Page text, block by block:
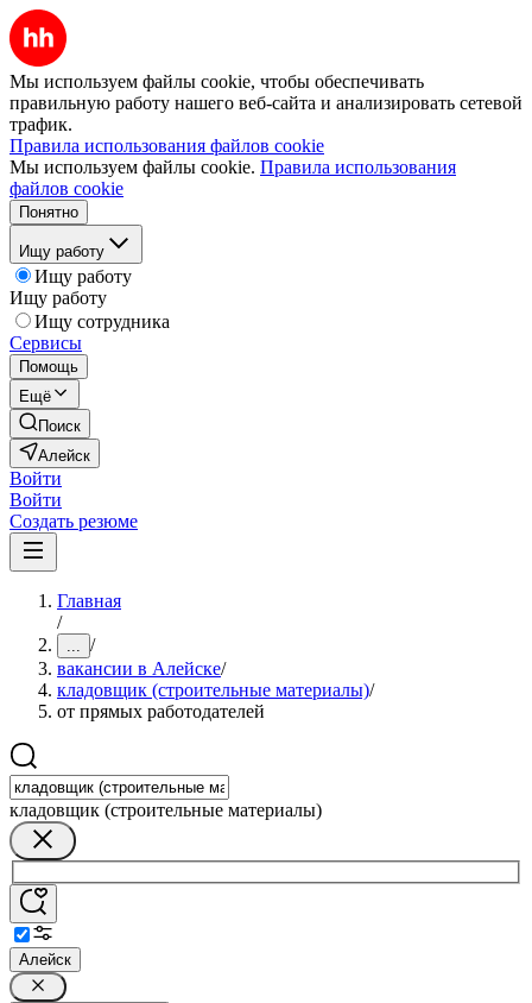
Мы используем файлы cookie, чтобы обеспечивать
правильную работу нашего веб-сайта и анализировать сетевой
трафик.
Правила использования файлов cookie
Мы используем файлы cookie. Правила использования
файлов cookie
Понятно
Ищу работу
Ищу работу
Ищу работу
Ищу сотрудника
Сервисы
Помощь
Ещё
Поиск
Алейск
Войти
Войти
Создать резюме
Главная
/
... /
вакансии в Алейске/
кладовщик (строительные материалы)/
от прямых работодателей
кладовщик (строительные материалы)
Алейск